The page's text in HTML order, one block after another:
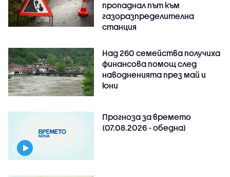
пропаднал път към
газоразпределителна
станция
Над 260 семейства получиха
финансова помощ след
наводненията през май и
юни
Прогноза за времето
(07.08.2026 - обедна)